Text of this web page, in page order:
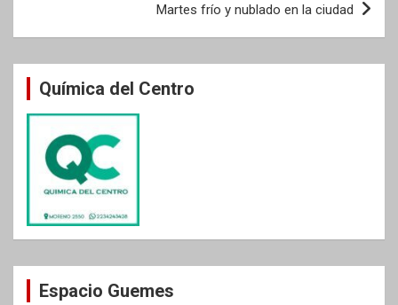
Martes frío y nublado en la ciudad
Química del Centro
Espacio Guemes